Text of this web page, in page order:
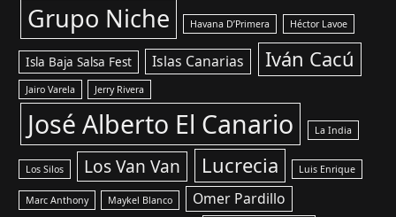
Grupo Niche Havana D’Primera Héctor Lavoe
Isla Baja Salsa Fest Islas Canarias Iván Cacú
Jairo Varela Jerry Rivera
José Alberto El Canario La India
Los Silos Los Van Van Lucrecia Luis Enrique
Marc Anthony Maykel Blanco Omer Pardillo